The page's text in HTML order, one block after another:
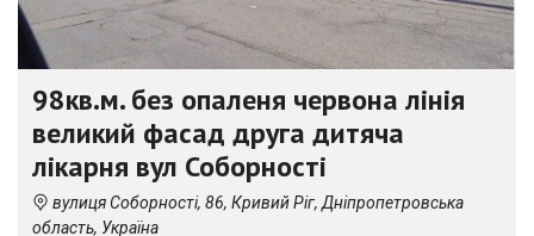
98кв.м. без опаленя червона лінія
великий фасад друга дитяча
лікарня вул Соборності
вулиця Соборності, 86, Кривий Ріг, Дніпропетровська
область, Україна